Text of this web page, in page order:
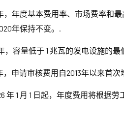
，年度基本费用率、市场费率和
年保持不变。.
，容量低于 1 兆瓦的发电设施的
，申请审核费用自2013年以来首次
年 1 月 1 日起，年度费用将根据